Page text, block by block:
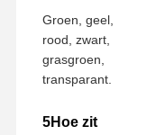
Groen, geel,
rood, zwart,
grasgroen,
transparant.
5Hoe zit